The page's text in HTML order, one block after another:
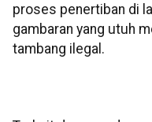
proses penertiban di
gambaran yang utuh
tambang ilegal.